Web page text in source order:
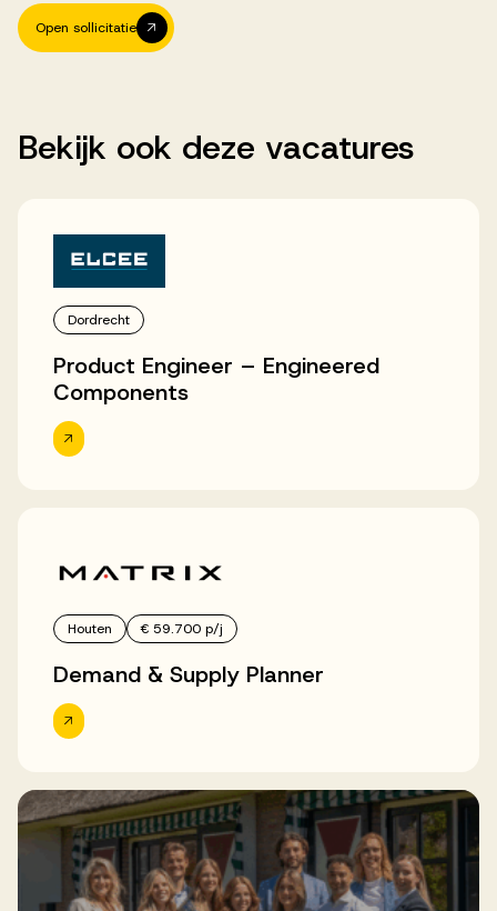
Open sollicitatie
Bekijk ook deze vacatures
Dordrecht
Product Engineer – Engineered
Components
Houten € 59.700 p/j
Demand & Supply Planner